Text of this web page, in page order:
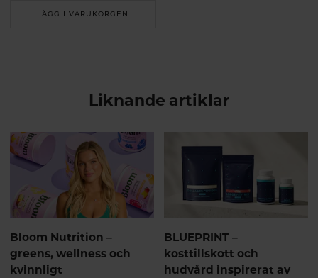
LÄGG I VARUKORGEN
Liknande artiklar
Bloom Nutrition –
greens, wellness och
kvinnligt
BLUEPRINT –
kosttillskott och
hudvård inspirerat av